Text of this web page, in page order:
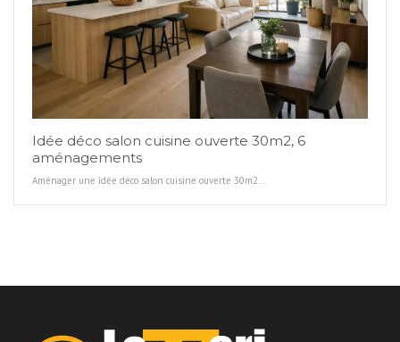
Idée déco salon cuisine ouverte 30m2, 6
aménagements
Aménager une idée déco salon cuisine ouverte 30m2…